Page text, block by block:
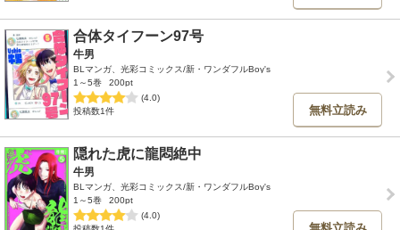
合体タイフーン97号
牛男
BLマンガ、光彩コミックス/新・ワンダフルBoy's
1～5巻
200pt
(4.0)
投稿数1件
無料立読み
隠れた虎に龍悶絶中
牛男
BLマンガ、光彩コミックス/新・ワンダフルBoy's
1～5巻
200pt
(4.0)